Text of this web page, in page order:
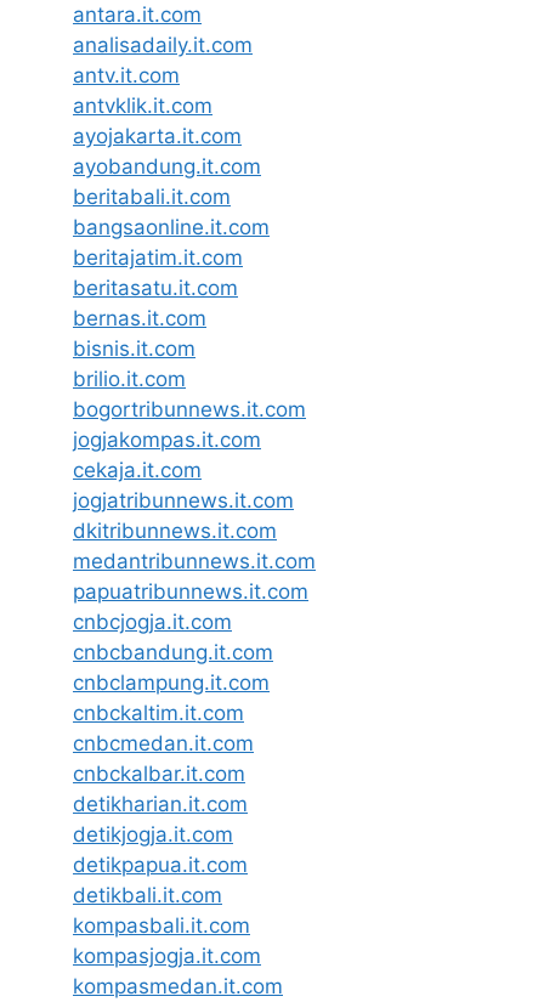
antara.it.com
analisadaily.it.com
antv.it.com
antvklik.it.com
ayojakarta.it.com
ayobandung.it.com
beritabali.it.com
bangsaonline.it.com
beritajatim.it.com
beritasatu.it.com
bernas.it.com
bisnis.it.com
brilio.it.com
bogortribunnews.it.com
jogjakompas.it.com
cekaja.it.com
jogjatribunnews.it.com
dkitribunnews.it.com
medantribunnews.it.com
papuatribunnews.it.com
cnbcjogja.it.com
cnbcbandung.it.com
cnbclampung.it.com
cnbckaltim.it.com
cnbcmedan.it.com
cnbckalbar.it.com
detikharian.it.com
detikjogja.it.com
detikpapua.it.com
detikbali.it.com
kompasbali.it.com
kompasjogja.it.com
kompasmedan.it.com